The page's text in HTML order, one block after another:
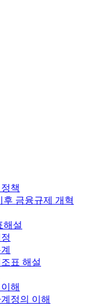
책
금융규제 개혁
해설
표 해설
해
정의 이해